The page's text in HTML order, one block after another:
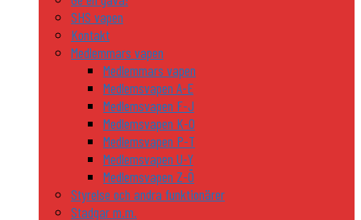
SHS vapen
Kontakt
Medlemmars vapen
Medlemmars vapen
Medlemsvapen A-E
Medlemsvapen F-J
Medlemsvapen K-O
Medlemsvapen P-T
Medlemsvapen U-Y
Medlemsvapen Z-Ö
Styrelse och andra funktionärer
Stadgar m.m.